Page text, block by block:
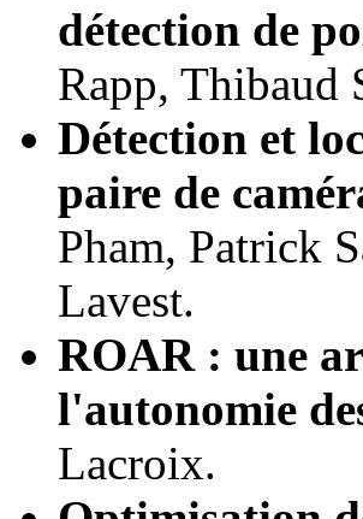
détection de
Rapp, Thibaud
Détection et
paire de
Pham, Patrick
Lavest.
ROAR : une
l'autonomie
Lacroix.